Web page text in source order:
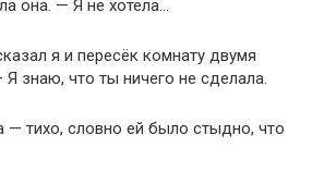
она. — Я не хотела…
я и пересёк комнату двумя
знаю, что ты ничего не сделала.
— тихо, словно ей было стыдно, что